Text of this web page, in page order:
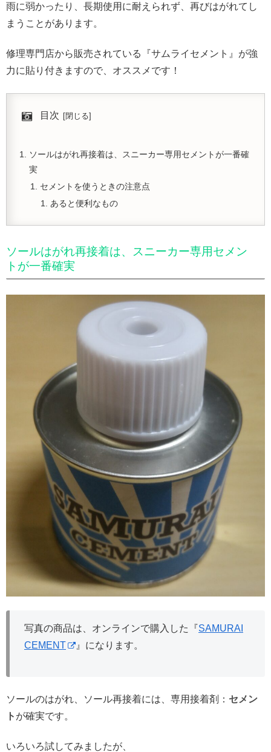
雨に弱かったり、長期使用に耐えられず、再びはがれてし
まうことがあります。
修理専門店から販売されている『サムライセメント』が強
力に貼り付きますので、オススメです！
目次
ソールはがれ再接着は、スニーカー専用セメントが一番確
実
セメントを使うときの注意点
あると便利なもの
ソールはがれ再接着は、スニーカー専用セメン
トが一番確実
写真の商品は、オンラインで購入した『SAMURAI
CEMENT
』になります。
ソールのはがれ、ソール再接着には、専用接着剤： セメン
ト が確実です。
いろいろ試してみましたが、